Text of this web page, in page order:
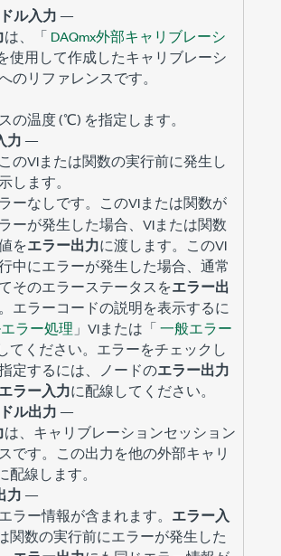
ル入力 —
は、「 DAQmx外部キャリブレーシ
使用して作成したキャリブレーシ
のリファレンスです。
の温度 (℃) を指定します。
力 —
のVIまたは関数の実行前に発生し
します。
ーなしです。このVIまたは関数が
ーが発生した場合、VIまたは関数
をエラー出力に渡します。このVI
中にエラーが発生した場合、通常
そのエラーステータスをエラー出
エラーコードの説明を表示するに
ラー処理 」VIまたは「一般エラー
てください。エラーをチェックし
定するには、ノードのエラー出力
エラー入力に配線してください。
ル出力 —
は、キャリブレーションセッション
です。この出力を他の外部キャリ
配線します。
力 —
ラー情報が含まれます。 エラー入
関数の実行前にエラーが発生した